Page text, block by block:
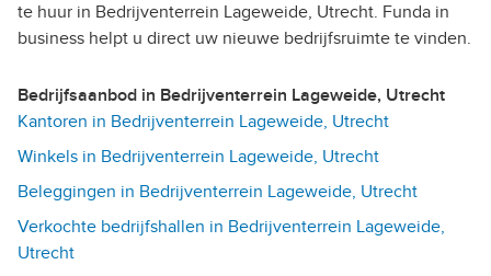
te huur in Bedrijventerrein Lageweide, Utrecht. Funda in
business helpt u direct uw nieuwe bedrijfsruimte te vinden.
Bedrijfsaanbod in Bedrijventerrein Lageweide, Utrecht
Kantoren in Bedrijventerrein Lageweide, Utrecht
Winkels in Bedrijventerrein Lageweide, Utrecht
Beleggingen in Bedrijventerrein Lageweide, Utrecht
Verkochte bedrijfshallen in Bedrijventerrein Lageweide,
Utrecht